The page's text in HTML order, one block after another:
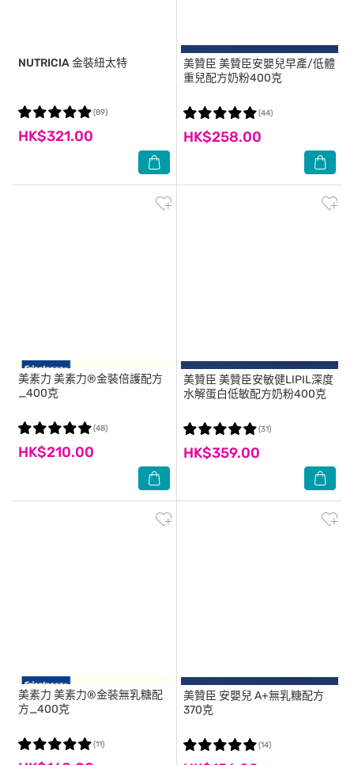
NUTRICIA金裝紐太特
HK$321.00
(89)
美贊臣 美贊臣安嬰兒早產/低體
重兒配方奶粉400克
HK$258.00
(44)
美素力 美素力®金裝倍護配方
_400克
HK$210.00
(48)
美贊臣 美贊臣安敏健LIPIL深度
水解蛋白低敏配方奶粉400克
HK$359.00
(31)
美素力 美素力®金裝無乳糖配
方_400克
(11)
美贊臣 安嬰兒 A+無乳糖配方
370克
(14)